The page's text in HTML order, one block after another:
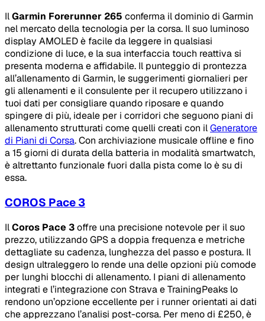
IlGarmin Forerunner 265 conferma il dominio di Garmin
nel mercato della tecnologia per la corsa. Il suo luminoso
display AMOLED è facile da leggere in qualsiasi
condizione di luce, e la sua interfaccia touch reattiva si
presenta moderna e affidabile. Il punteggio di prontezza
all’allenamento di Garmin, le suggerimenti giornalieri per
gli allenamenti e il consulente per il recupero utilizzano i
tuoi dati per consigliare quando riposare e quando
spingere di più, ideale per i corridori che seguono piani di
allenamento strutturati come quelli creati con ilGeneratore
di Piani di Corsa. Con archiviazione musicale offline e fino
a 15 giorni di durata della batteria in modalità smartwatch,
è altrettanto funzionale fuori dalla pista come lo è su di
essa.
COROS Pace 3
IlCoros Pace 3offre una precisione notevole per il suo
prezzo, utilizzando GPS a doppia frequenza e metriche
dettagliate su cadenza, lunghezza del passo e postura. Il
design ultraleggero lo rende una delle opzioni più comode
per lunghi blocchi di allenamento. I piani di allenamento
integrati e l’integrazione con Strava e TrainingPeaks lo
rendono un’opzione eccellente per i runner orientati ai dati
che apprezzano l’analisi post-corsa. Per meno di £250, è